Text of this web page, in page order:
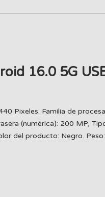
16.0 5G
Pixeles. Familia de
(numérica): 200 MP,
del producto: Negro.